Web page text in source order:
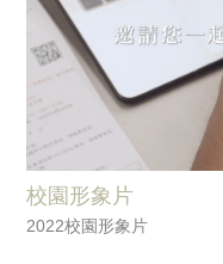
校園形象片
2022校園形象片